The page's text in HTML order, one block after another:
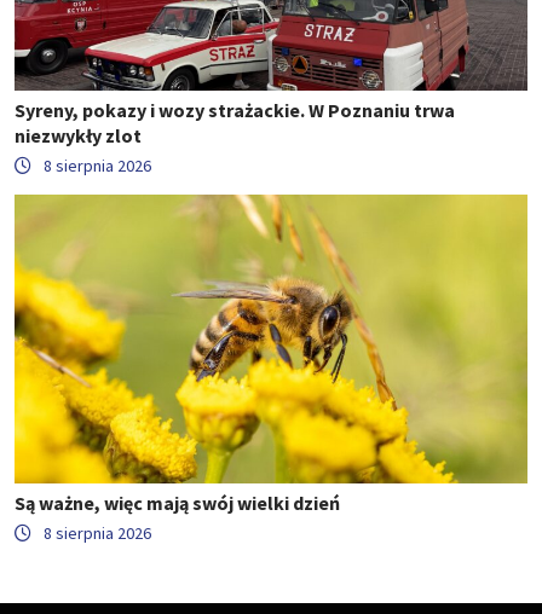
Syreny, pokazy i wozy strażackie. W Poznaniu trwa
niezwykły zlot
8 sierpnia 2026
Są ważne, więc mają swój wielki dzień
8 sierpnia 2026